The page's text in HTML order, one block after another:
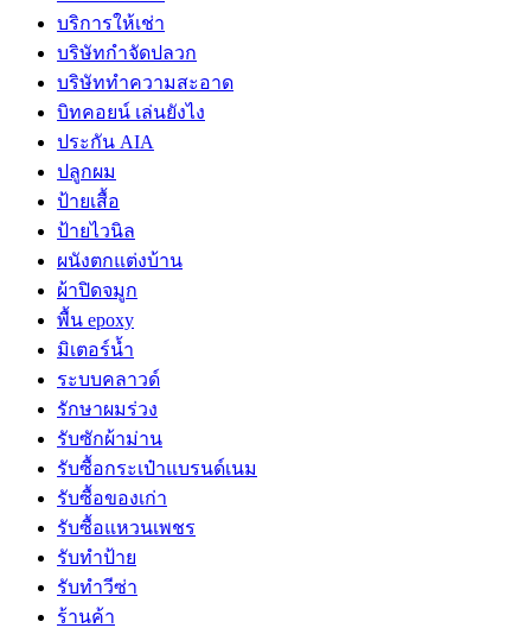
บริการให้เช่า
บริษัทกำจัดปลวก
บริษัททำความสะอาด
บิทคอยน์ เล่นยังไง
ประกัน AIA
ปลูกผม
ป้ายเสื้อ
ป้ายไวนิล
ผนังตกแต่งบ้าน
ผ้าปิดจมูก
พื้น epoxy
มิเตอร์น้ำ
ระบบคลาวด์
รักษาผมร่วง
รับซักผ้าม่าน
รับซื้อกระเป๋าแบรนด์เนม
รับซื้อของเก่า
รับซื้อแหวนเพชร
รับทำป้าย
รับทำวีซ่า
ร้านค้า